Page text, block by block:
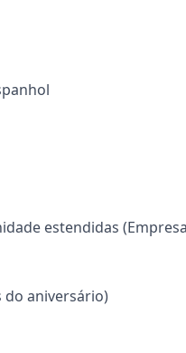
estendidas
do aniversário)